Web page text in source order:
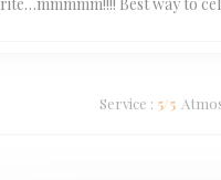
Service : 5/5